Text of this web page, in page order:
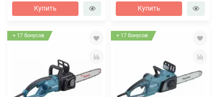
Купить Купить
+ 17 бонусов + 17 бонусов